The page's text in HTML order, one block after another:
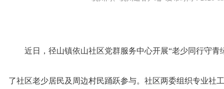
近日，径山镇依山社区党群服务中心开展“老少同行守
了社区老少居民及周边村民踊跃参与。社区两委组织专业社